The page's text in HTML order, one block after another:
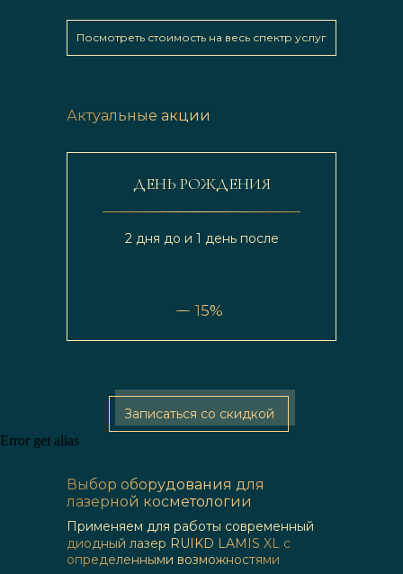
Посмотреть стоимость на весь спектр услуг
Актуальные акции
2 дня до и 1 день после
ДЕНЬ РОЖДЕНИЯ
15%
Записаться со скидкой
Error get alias
Выбор оборудования для
лазерной косметологии
Применяем для работы современный
диодный лазер RUIKD LAMIS XL с
определенными возможностями